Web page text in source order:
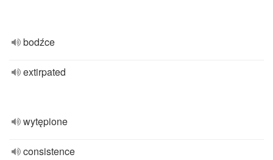
bodźce
extirpated
wytępione
consistence